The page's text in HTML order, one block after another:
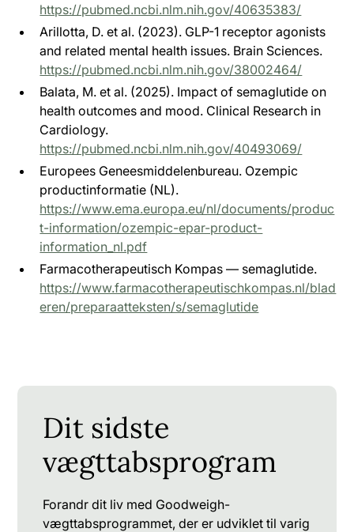
https://pubmed.ncbi.nlm.nih.gov/40635383/
Arillotta, D. et al. (2023). GLP-1 receptor agonists
and related mental health issues. Brain Sciences.
https://pubmed.ncbi.nlm.nih.gov/38002464/
Balata, M. et al. (2025). Impact of semaglutide on
health outcomes and mood. Clinical Research in
Cardiology.
https://pubmed.ncbi.nlm.nih.gov/40493069/
Europees Geneesmiddelenbureau. Ozempic
productinformatie (NL).
https://www.ema.europa.eu/nl/documents/produc
t-information/ozempic-epar-product-
information_nl.pdf
Farmacotherapeutisch Kompas — semaglutide.
https://www.farmacotherapeutischkompas.nl/blad
eren/preparaatteksten/s/semaglutide
Dit sidste
vægttabsprogram
Forandr dit liv med Goodweigh-
vægttabsprogrammet, der er udviklet til varig